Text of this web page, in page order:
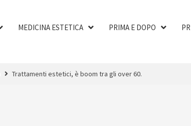
MEDICINA ESTETICA PRIMA E DOPO
Trattamenti estetici, è boom tra gli over 60.